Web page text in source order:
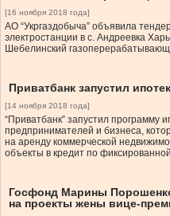
[16 ноября 2018 года]
АО “Укргаздобыча” объявила
электростанции в с. Андреевка
Шебелинский
Приватбанк запустил
[14 ноября 2018 года]
“Приватбанк” запустил программу
предпринимателей и бизнеса,
на аренду коммерческой
объекты в кредит по
Госфонд Марины
на проекты жены вице-